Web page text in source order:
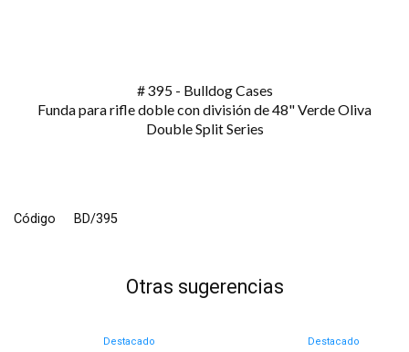
# 395 - Bulldog Cases
Funda para rifle doble con división de 48" Verde Oliva
Double Split Series
Código BD/395
Otras sugerencias
Destacado Destacado